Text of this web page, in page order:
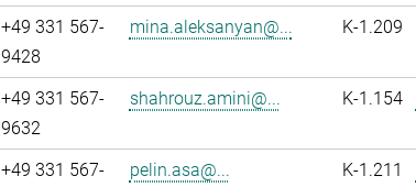
+49 331 567-
9428
mina.aleksanyan@... K-1.209
+49 331 567-
9632
shahrouz.amini@... K-1.154
+49 331 567-
pelin.asa@... K-1.211